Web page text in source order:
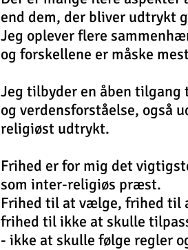
end dem, der bliver udtrykt
Jeg oplever flere
og forskellene er måske
Jeg tilbyder en åben tilgang
og verdensforståelse, også
religiøst udtrykt.
Frihed er for mig det
som inter-religiøs præst.
Frihed til at vælge, frihed til
frihed til ikke at skulle
- ikke at skulle følge regler